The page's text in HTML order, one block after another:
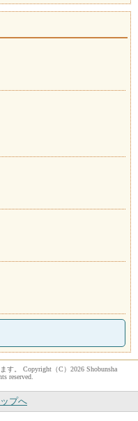
。 Copyright（C）2026 Shobunsha
reserved.
プへ